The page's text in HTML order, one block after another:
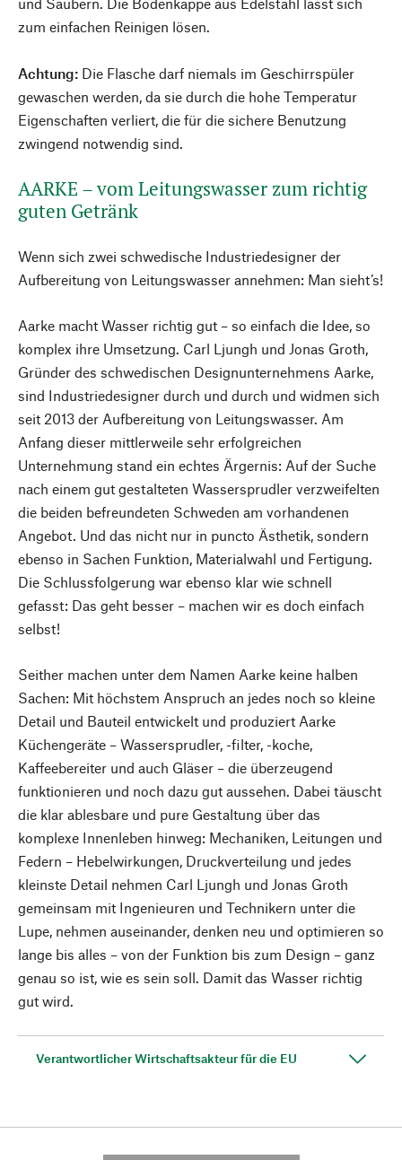
zum einfachen Reinigen lösen.
Achtung: Die Flasche darf niemals im Geschirrspüler
gewaschen werden, da sie durch die hohe Temperatur
Eigenschaften verliert, die für die sichere Benutzung
zwingend notwendig sind.
AARKE – vom Leitungswasser zum richtig
guten Getränk
Wenn sich zwei schwedische Industriedesigner der
Aufbereitung von Leitungswasser annehmen: Man sieht’s!
Aarke macht Wasser richtig gut – so einfach die Idee, so
komplex ihre Umsetzung. Carl Ljungh und Jonas Groth,
Gründer des schwedischen Designunternehmens Aarke,
sind Industriedesigner durch und durch und widmen sich
seit 2013 der Aufbereitung von Leitungswasser. Am
Anfang dieser mittlerweile sehr erfolgreichen
Unternehmung stand ein echtes Ärgernis: Auf der Suche
nach einem gut gestalteten Wassersprudler verzweifelten
die beiden befreundeten Schweden am vorhandenen
Angebot. Und das nicht nur in puncto Ästhetik, sondern
ebenso in Sachen Funktion, Materialwahl und Fertigung.
Die Schlussfolgerung war ebenso klar wie schnell
gefasst: Das geht besser – machen wir es doch einfach
selbst!
Seither machen unter dem Namen Aarke keine halben
Sachen: Mit höchstem Anspruch an jedes noch so kleine
Detail und Bauteil entwickelt und produziert Aarke
Küchengeräte – Wassersprudler, -filter, -koche,
Kaffeebereiter und auch Gläser – die überzeugend
funktionieren und noch dazu gut aussehen. Dabei täuscht
die klar ablesbare und pure Gestaltung über das
komplexe Innenleben hinweg: Mechaniken, Leitungen und
Federn – Hebelwirkungen, Druckverteilung und jedes
kleinste Detail nehmen Carl Ljungh und Jonas Groth
gemeinsam mit Ingenieuren und Technikern unter die
Lupe, nehmen auseinander, denken neu und optimieren so
lange bis alles – von der Funktion bis zum Design – ganz
genau so ist, wie es sein soll. Damit das Wasser richtig
gut wird.
Verantwortlicher Wirtschaftsakteur für die EU